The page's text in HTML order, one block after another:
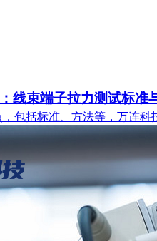
线束端子拉力测试标准
包括标准、方法等，万连科